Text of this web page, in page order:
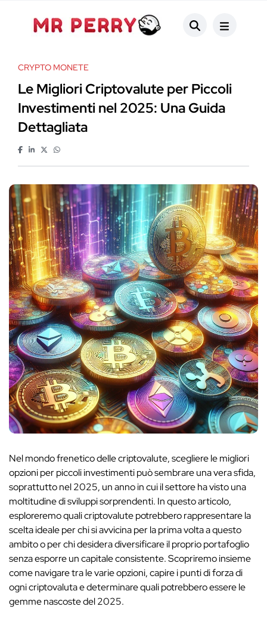
CRYPTO MONETE
Le Migliori Criptovalute per Piccoli
Investimenti nel 2025: Una Guida
Dettagliata
Nel mondo frenetico delle criptovalute, scegliere le migliori
opzioni per piccoli investimenti può sembrare una vera sfida,
soprattutto nel 2025, un anno in cui il settore ha visto una
moltitudine di sviluppi sorprendenti. In questo articolo,
esploreremo quali criptovalute potrebbero rappresentare la
scelta ideale per chi si avvicina per la prima volta a questo
ambito o per chi desidera diversificare il proprio portafoglio
senza esporre un capitale consistente. Scopriremo insieme
come navigare tra le varie opzioni, capire i punti di forza di
ogni criptovaluta e determinare quali potrebbero essere le
gemme nascoste del 2025.